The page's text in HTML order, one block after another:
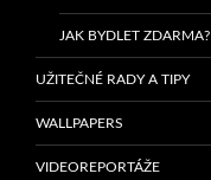
JAK BYDLET ZDARMA?
UŽITEČNÉ RADY A TIPY
WALLPAPERS
VIDEOREPORTÁŽE